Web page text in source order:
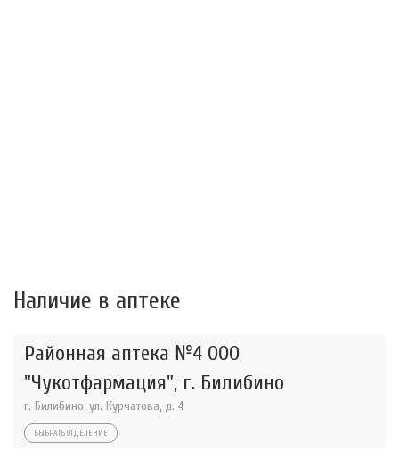
Наличие в аптеке
Районная аптека №4 ООО
"Чукотфармация", г. Билибино
г. Билибино, ул. Курчатова, д. 4
ВЫБРАТЬ ОТДЕЛЕНИЕ